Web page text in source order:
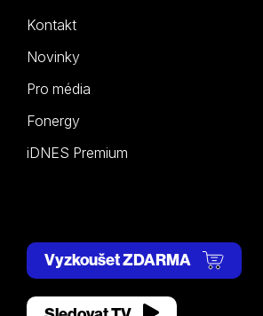
Kontakt
Novinky
Pro média
Fonergy
iDNES Premium
Vyzkoušet ZDARMA